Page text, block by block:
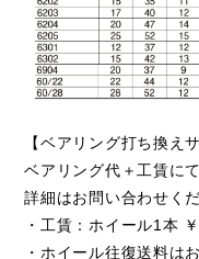
【ベアリング打ち換え
ベアリング代＋工賃に
詳細はお問い合わせくだ
・工賃：ホイール1本
・ホイール往復送料は